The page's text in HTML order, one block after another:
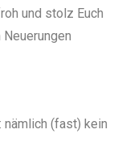
und stolz Euch
nämlich (fast) kein